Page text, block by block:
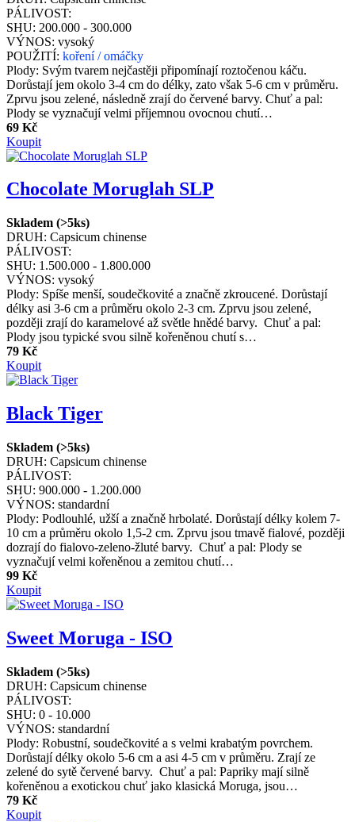
PÁLIVOST:
SHU: 200.000 - 300.000
VÝNOS: vysoký
POUŽITÍ: koření / omáčky
Plody: Svým tvarem nejčastěji připomínají roztočenou káču.
Dorůstají jem okolo 3-4 cm do délky, zato však 5-6 cm v průměru.
Zprvu jsou zelené, následně zrají do červené barvy. Chuť a pal:
Plody se vyznačují velmi příjemnou ovocnou chutí…
69 Kč
Koupit
Chocolate Moruglah SLP
Skladem (>5ks)
DRUH: Capsicum chinense
PÁLIVOST:
SHU: 1.500.000 - 1.800.000
VÝNOS: vysoký
Plody: Spíše menší, soudečkovité a značně zkroucené. Dorůstají
délky asi 3-6 cm a průměru okolo 2-3 cm. Zprvu jsou zelené,
později zrají do karamelové až světle hnědé barvy. Chuť a pal:
Plody jsou typické svou silně kořeněnou chutí s…
79 Kč
Koupit
Black Tiger
Skladem (>5ks)
DRUH: Capsicum chinense
PÁLIVOST:
SHU: 900.000 - 1.200.000
VÝNOS: standardní
Plody: Podlouhlé, užší a značně hrbolaté. Dorůstají délky kolem 7-
10 cm a průměru okolo 1,5-2 cm. Zprvu jsou tmavě fialové, později
dozrají do fialovo-zeleno-žluté barvy. Chuť a pal: Plody se
vyznačují velmi kořeněnou a zemitou chutí…
99 Kč
Koupit
Sweet Moruga - ISO
Skladem (>5ks)
DRUH: Capsicum chinense
PÁLIVOST:
SHU: 0 - 10.000
VÝNOS: standardní
Plody: Robustní, soudečkovité a s velmi krabatým povrchem.
Dorůstají délky okolo 5-6 cm a asi 4-5 cm v průměru. Zrají ze
zelené do sytě červené barvy. Chuť a pal: Papriky mají silně
kořeněnou a exotickou chuť jako klasická Moruga, jsou…
79 Kč
Koupit